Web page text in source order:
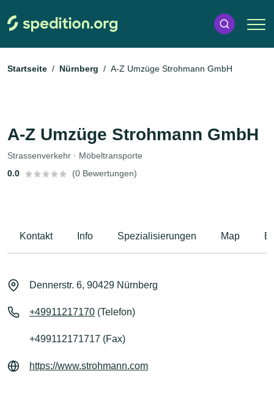
Startseite Nürnberg A-Z Umzüge Strohmann GmbH
A-Z Umzüge Strohmann GmbH
Strassenverkehr · Möbeltransporte
0.0
(0 Bewertungen)
Kontakt Info Spezialisierungen Map
Dennerstr. 6, 90429 Nürnberg
+49911217170 (Telefon)
+499112171717 (Fax)
https://www.strohmann.com